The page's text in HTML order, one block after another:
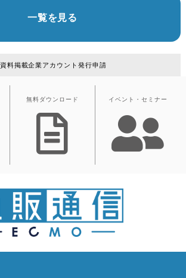
一覧を見る
資料掲載企業アカウント発行申請
無料ダウンロード イベント・セミナー